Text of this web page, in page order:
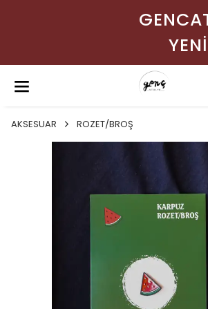
YENİLENDİ!
AKSESUAR ROZET/BROŞ